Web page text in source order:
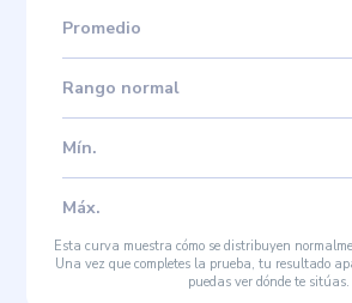
Promedio
Rango normal
Mín.
Máx.
Esta curva muestra cómo se distribuyen
Una vez que completes la prueba, tu resultado
puedas ver dónde te sitúas.